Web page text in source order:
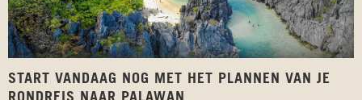
START VANDAAG NOG MET HET PLANNEN VAN JE